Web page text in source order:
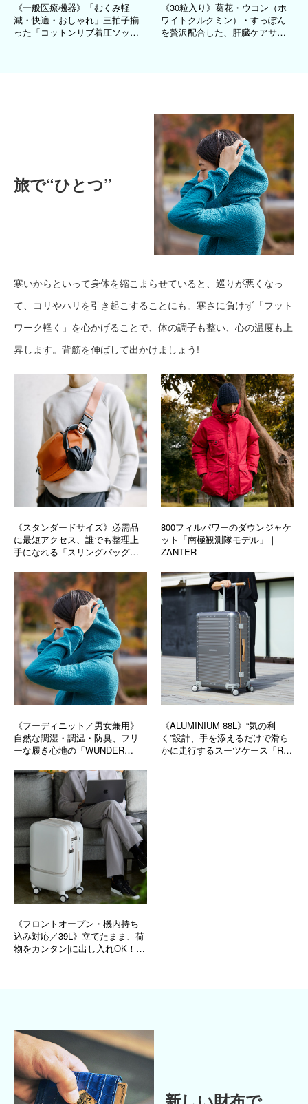
《一般医療機器》「むくみ軽
減・快適・おしゃれ」三拍子揃
った「コットンリブ着圧ソック
《30粒入り》葛花・ウコン（ホ
ワイトクルクミン）・すっぽん
を贅沢配合した、肝臓ケアサプ
旅で“ひとつ”
寒いからといって身体を縮こまらせていると、巡りが悪くなっ
て、コリやハリを引き起こすることにも。寒さに負けず「フット
ワーク軽く」を心かげることで、体の調子も整い、心の温度も上
昇します。背筋を伸ばして出かけましょう!
《スタンダードサイズ》必需品
に最短アクセス、誰でも整理上
手になれる「スリングバッグ」
800フィルパワーのダウンジャケ
ット「南極観測隊モデル」｜
ZANTER
《フーディニット／男女兼用》
自然な調湿・調温・防臭、フリ
ーな履き心地の「WUNDER
BRING
《ALUMINIUM 88L》“気の利
く”設計、手を添えるだけで滑ら
かに走行するスーツケース「R
《フロントオープン・機内持ち
込み対応／39L》立てたまま、荷
物をカンタン|に出し入れOK！旅